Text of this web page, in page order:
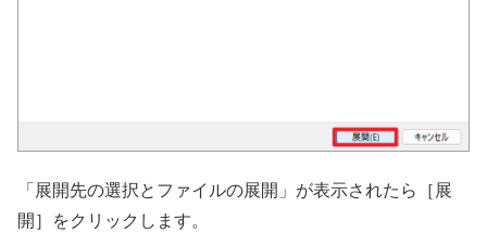
「展開先の選択とファイルの展開」が表示されたら［展
開］をクリックします。